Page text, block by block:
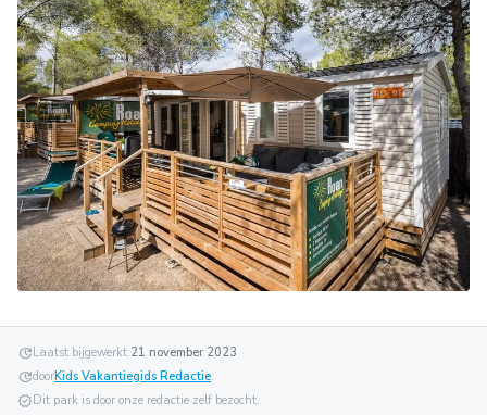
updateLaatst bijgewerkt:21 november 2023
updatedoorKids Vakantiegids Redactie.
verifiedDit park is door onze redactie zelf bezocht.